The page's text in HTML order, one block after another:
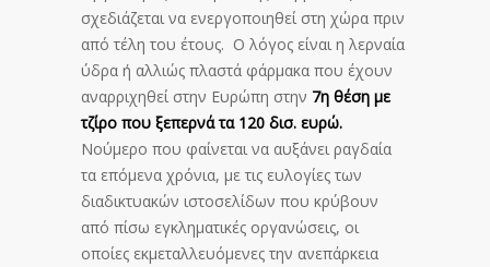
σχεδιάζεται να ενεργοποιηθεί στη χώρα πριν
από τέλη του έτους. Ο λόγος είναι η λερναία
ύδρα ή αλλιώς πλαστά φάρμακα που έχουν
αναρριχηθεί στην Ευρώπη στην 7η θέση με
τζίρο που ξεπερνά τα 120 δισ. ευρώ.
Νούμερο που φαίνεται να αυξάνει ραγδαία
τα επόμενα χρόνια, με τις ευλογίες των
διαδικτυακών ιστοσελίδων που κρύβουν
από πίσω εγκληματικές οργανώσεις, οι
οποίες εκμεταλλευόμενες την ανεπάρκεια